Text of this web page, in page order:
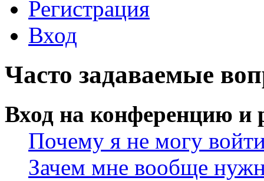
Регистрация
Вход
Часто задаваемые
Вход на конференцию и
Почему я не могу
Зачем мне вообще